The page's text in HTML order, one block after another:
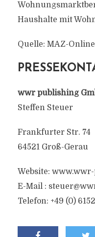
Haushalte mit
Quelle: MAZ-Online
wwr publishing
Steffen Steuer
Frankfurter Str. 74
64521 Groß-Gerau
Website:
E-Mail :
Telefon: +49 (0)